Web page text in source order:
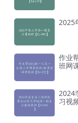
2025
作业
班网
2024
习视